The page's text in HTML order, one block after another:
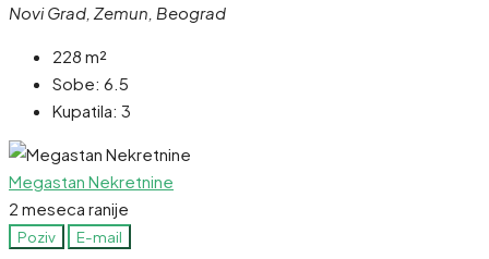
Novi Grad, Zemun, Beograd
228 m²
Sobe: 6.5
Kupatila: 3
Megastan Nekretnine
2 meseca ranije
Poziv E-mail